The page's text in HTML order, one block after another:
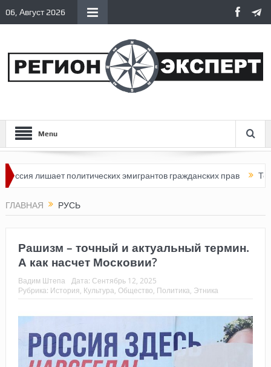
06, Август 2026
Menu
лишает политических эмигрантов гражданских прав Топливный
ГЛАВНАЯ РУСЬ
Рашизм – точный и актуальный термин.
А как насчет Московии?
Вадим Штепа Дата: Сентябрь 12, 2025
Рубрика: История Культура Общество Политика Этника